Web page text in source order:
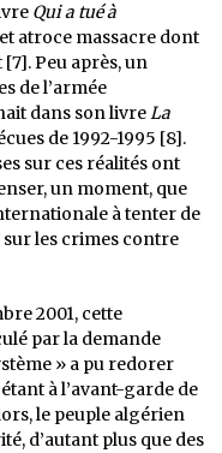
Qui a tué à
atroce massacre dont
Peu après, un
de l’armée
dans son livreLa
de 1992-1995 [8].
sur ces réalités ont
un moment, que
à tenter de
les crimes contre
2001, cette
par la demande
» a pu redorer
à l’avant-garde de
le peuple algérien
d’autant plus que des